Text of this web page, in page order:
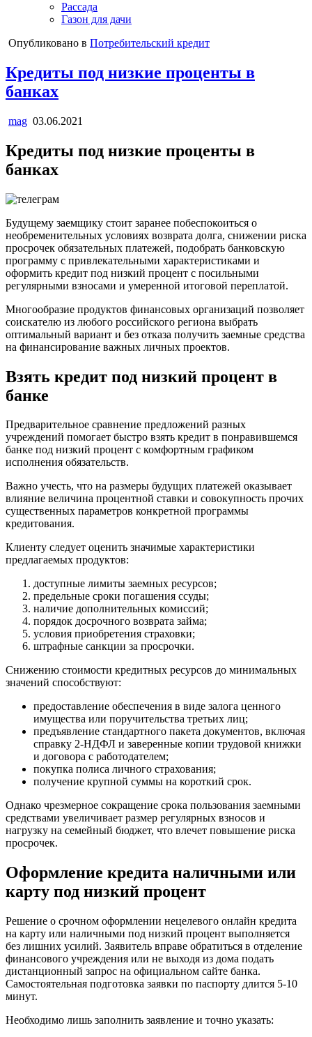
Рассада
Газон для дачи
Опубликовано в Потребительский кредит
Кредиты под низкие проценты в
банках
mag 03.06.2021
Кредиты под низкие проценты в
банках
Будущему заемщику стоит заранее побеспокоиться о
необременительных условиях возврата долга, снижении риска
просрочек обязательных платежей, подобрать банковскую
программу с привлекательными характеристиками и
оформить кредит под низкий процент с посильными
регулярными взносами и умеренной итоговой переплатой.
Многообразие продуктов финансовых организаций позволяет
соискателю из любого российского региона выбрать
оптимальный вариант и без отказа получить заемные средства
на финансирование важных личных проектов.
Взять кредит под низкий процент в
банке
Предварительное сравнение предложений разных
учреждений помогает быстро взять кредит в понравившемся
банке под низкий процент с комфортным графиком
исполнения обязательств.
Важно учесть, что на размеры будущих платежей оказывает
влияние величина процентной ставки и совокупность прочих
существенных параметров конкретной программы
кредитования.
Клиенту следует оценить значимые характеристики
предлагаемых продуктов:
доступные лимиты заемных ресурсов;
предельные сроки погашения ссуды;
наличие дополнительных комиссий;
порядок досрочного возврата займа;
условия приобретения страховки;
штрафные санкции за просрочки.
Снижению стоимости кредитных ресурсов до минимальных
значений способствуют:
предоставление обеспечения в виде залога ценного
имущества или поручительства третьих лиц;
предъявление стандартного пакета документов, включая
справку 2-НДФЛ и заверенные копии трудовой книжки
и договора с работодателем;
покупка полиса личного страхования;
получение крупной суммы на короткий срок.
Однако чрезмерное сокращение срока пользования заемными
средствами увеличивает размер регулярных взносов и
нагрузку на семейный бюджет, что влечет повышение риска
просрочек.
Оформление кредита наличными или
карту под низкий процент
Решение о срочном оформлении нецелевого онлайн кредита
на карту или наличными под низкий процент выполняется
без лишних усилий. Заявитель вправе обратиться в отделение
финансового учреждения или не выходя из дома подать
дистанционный запрос на официальном сайте банка.
Самостоятельная подготовка заявки по паспорту длится 5-10
минут.
Необходимо лишь заполнить заявление и точно указать: